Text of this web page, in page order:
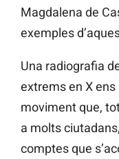
Magdalena de
exemples
Una radiografia
extrems en X ens
moviment que,
a molts
comptes que